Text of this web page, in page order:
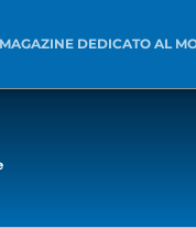
DEDICATO AL